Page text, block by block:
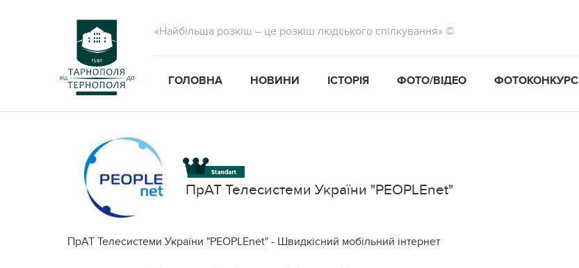
«Найбільша розкіш – це розкіш людського спілкування» ©
ГОЛОВНА НОВИНИ ІСТОРІЯ ФОТО/ВІДЕО ФОТОКОНКУРС
ПрАТ Телесистеми України "PEOPLEnet"
ПрАТ Телесистеми України "PEOPLEnet" - Швидкісний мобільний інтернет